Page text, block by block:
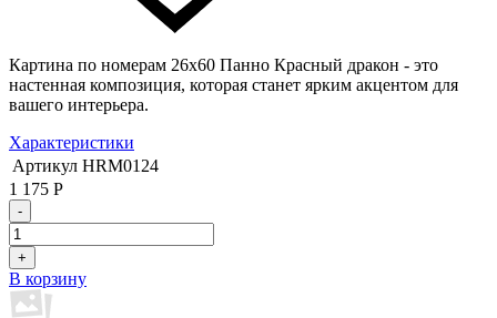
Картина по номерам 26х60 Панно Красный дракон - это
настенная композиция, которая станет ярким акцентом для
вашего интерьера.
Характеристики
Артикул HRM0124
1 175 Р
-
+
В корзину